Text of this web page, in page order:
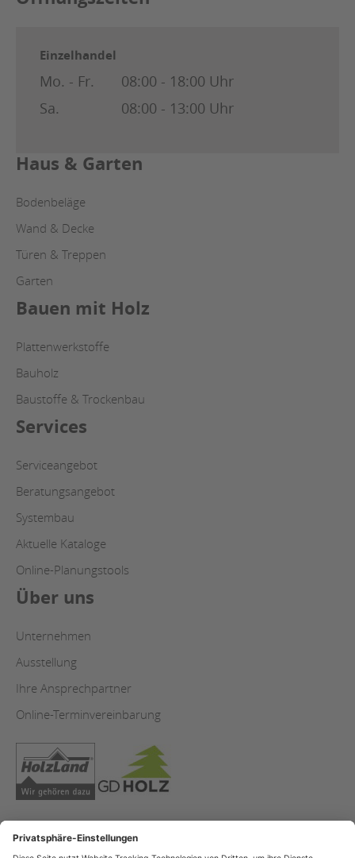
Einzelhandel
Mo. - Fr.
08:00 - 18:00 Uhr
Sa.
08:00 - 13:00 Uhr
Haus & Garten
Bodenbeläge
Wand & Decke
Türen & Treppen
Garten
Bauen mit Holz
Plattenwerkstoffe
Bauholz
Baustoffe & Trockenbau
Services
Serviceangebot
Beratungsangebot
Systembau
Aktuelle Kataloge
Online-Planungstools
Über uns
Unternehmen
Ausstellung
Ihre Ansprechpartner
Online-Terminvereinbarung